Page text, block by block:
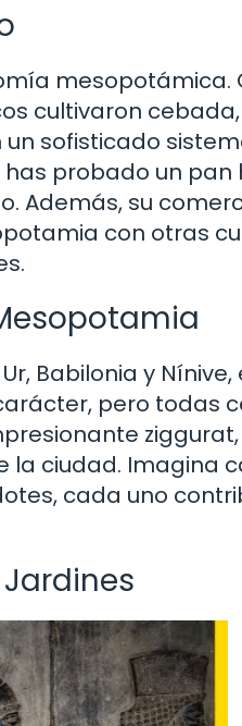
mesopotámica.
cultivaron
sofisticado
has probado un
Además, su
con otras
Babilonia y
pero todas
ciudad. Imagina
cada uno